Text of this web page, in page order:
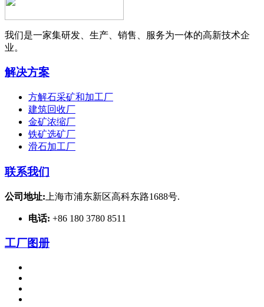
我们是一家集研发、生产、销售、服务为一体的高新技术企
业。
解决方案
方解石采矿和加工厂
建筑回收厂
金矿浓缩厂
铁矿选矿厂
滑石加工厂
联系我们
公司地址: 上海市浦东新区高科东路1688号.
电话: +86 180 3780 8511
工厂图册